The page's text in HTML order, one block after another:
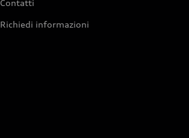
Contatti
Richiedi informazioni